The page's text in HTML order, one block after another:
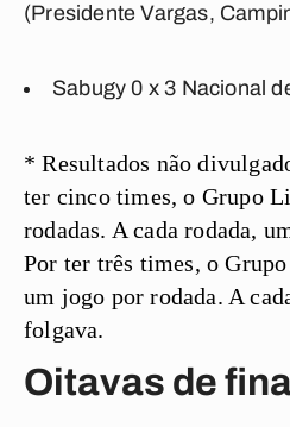
(Presidente Vargas,
Sabugy 0 x 3 Nacional
* Resultados não
ter cinco times, o Grupo
rodadas. A cada rodada,
Por ter três times, o Grupo
um jogo por rodada. A
folgava.
Oitavas de